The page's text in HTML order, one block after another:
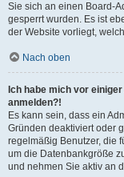
Sie sich an einen Board-
gesperrt wurden. Es ist
der Website vorliegt,
Nach oben
Ich habe mich vor
anmelden?!
Es kann sein, dass ein
Gründen deaktiviert oder
regelmäßig Benutzer, die
um die Datenbankgröße
und nehmen Sie aktiv an